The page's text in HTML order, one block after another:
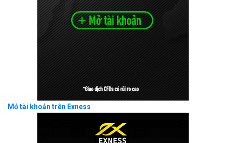
Mở tài khoản trên Exness